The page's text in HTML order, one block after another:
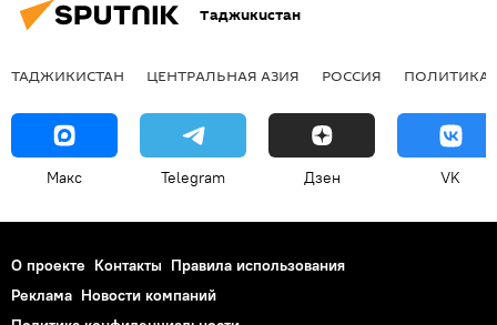
Таджикистан
ТАДЖИКИСТАН ЦЕНТРАЛЬНАЯ АЗИЯ РОССИЯ ПОЛИТИКА
Макс Telegram Дзен VK
О проекте Контакты Правила использования
Реклама Новости компаний